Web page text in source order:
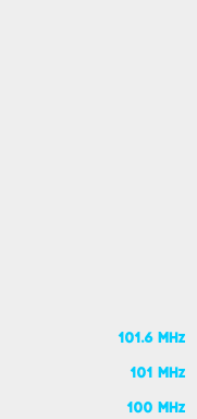
101.6 MHz
101 MHz
100 MHz